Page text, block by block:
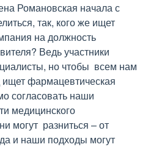
Романовская начала с
так, кого же ищет
на должность
Ведь участники
но чтобы всем нам
ищет фармацевтическая
согласовать наши
медицинского
могут разниться – от
и наши подходы могут